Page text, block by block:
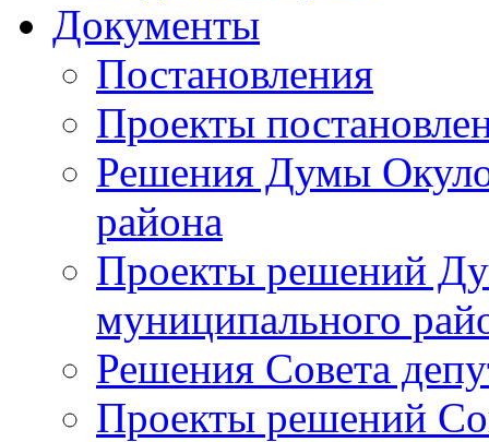
Документы
Постановления
Проекты
Решения Думы
района
Проекты решений
муниципального
Решения Совета
Проекты решений